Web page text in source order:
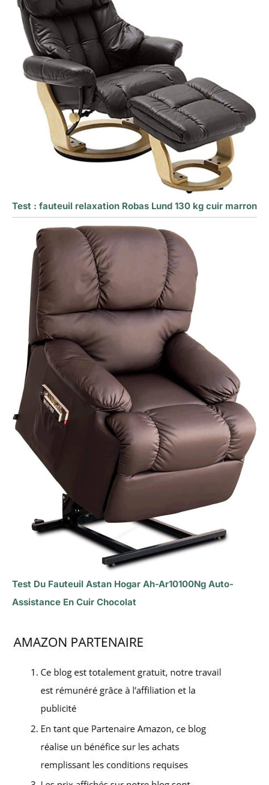
Test : fauteuil relaxation Robas Lund 130 kg cuir marron
Test Du Fauteuil Astan Hogar Ah-Ar10100Ng Auto-
Assistance En Cuir Chocolat